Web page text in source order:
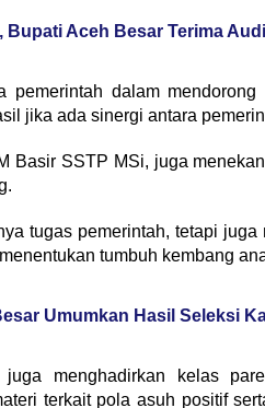
Bupati Aceh Besar Terima
pemerintah dalam
jika ada sinergi antara
Basir SSTP MSi, juga
tugas pemerintah, tetapi
tumbuh kembang
Umumkan Hasil Seleksi
menghadirkan kelas
terkait pola asuh positif